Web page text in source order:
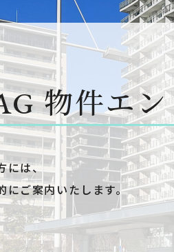
物件エ
には、
にご案内いたします。